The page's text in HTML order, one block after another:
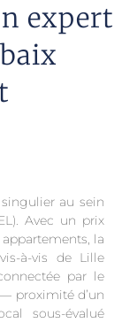
expert
au sein
Avec un prix
la
à-vis de Lille
par le
proximité d’un
sous-évalué